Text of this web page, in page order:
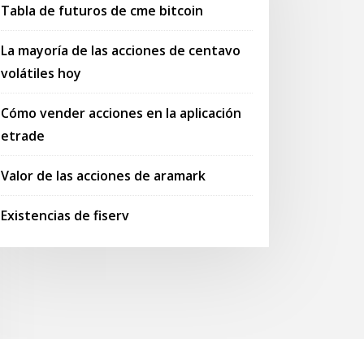
Tabla de futuros de cme bitcoin
La mayoría de las acciones de centavo
volátiles hoy
Cómo vender acciones en la aplicación
etrade
Valor de las acciones de aramark
Existencias de fiserv